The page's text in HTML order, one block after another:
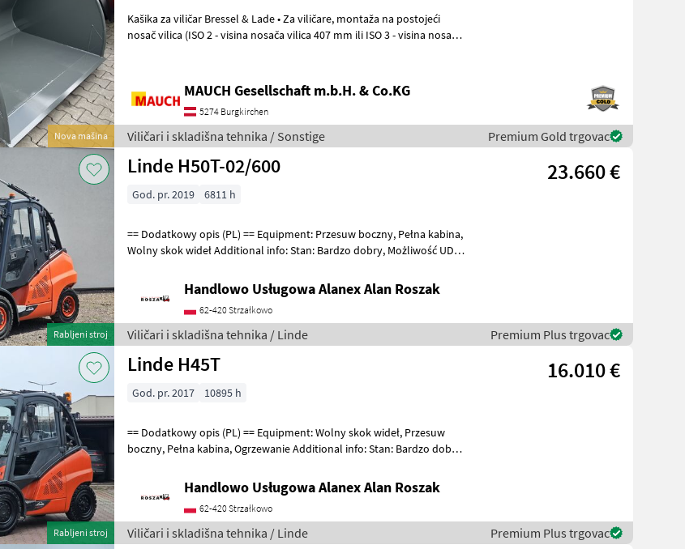
Nova mašina
Kašika za viličar Bressel & Lade • Za viličare, montaža na postojeći
nosač vilica (ISO 2 - visina nosača vilica 407 mm ili ISO 3 - visina nosača
MAUCH Gesellschaft m.b.H. & Co.KG
5274 Burgkirchen
Viličari i skladišna tehnika / Sonstige Premium Gold trgovac
Rabljeni stroj
Linde H50T-02/600 23.660 €
God. pr. 2019 6811 h
== Dodatkowy opis (PL) == Equipment: Przesuw boczny, Pełna kabina,
Wolny skok wideł Additional info: Stan: Bardzo dobry, Możliwość UDT
Handlowo Usługowa Alanex Alan Roszak
62-420 Strzałkowo
Viličari i skladišna tehnika / Linde Premium Plus trgovac
Rabljeni stroj
Linde H45T 16.010 €
God. pr. 2017 10895 h
== Dodatkowy opis (PL) == Equipment: Wolny skok wideł, Przesuw
boczny, Pełna kabina, Ogrzewanie Additional info: Stan: Bardzo dobry,
Handlowo Usługowa Alanex Alan Roszak
62-420 Strzałkowo
Viličari i skladišna tehnika / Linde Premium Plus trgovac